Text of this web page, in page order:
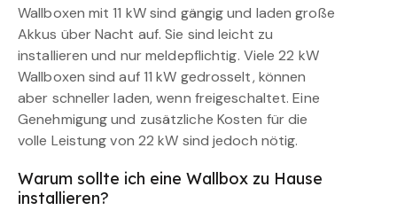
Wallboxen mit 11 kW sind gängig und laden große
Akkus über Nacht auf. Sie sind leicht zu
installieren und nur meldepflichtig. Viele 22 kW
Wallboxen sind auf 11 kW gedrosselt, können
aber schneller laden, wenn freigeschaltet. Eine
Genehmigung und zusätzliche Kosten für die
volle Leistung von 22 kW sind jedoch nötig.
Warum sollte ich eine Wallbox zu Hause
installieren?